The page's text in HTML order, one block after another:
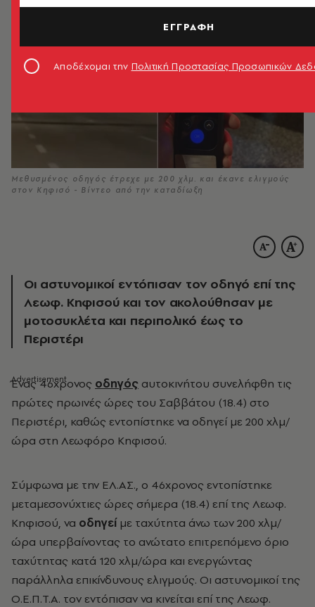
Μεθυσμένος οδηγός έτρεχε με 200 χλμ. και έκανε ελιγμούς
στον Κηφισό - Βίντεο από την καταδίωξη
Οι αστυνομικοί εντόπισαν τον οδηγό επί της
Λεωφ. Κηφισού και τον ακολούθησαν με
μοτοσυκλέτα και περιπολικό έως το
Περιστέρι
Ένας 46χρονος οδηγός αυτοκινήτου συνελήφθη τις
πρώτες πρωινές ώρες του Σαββάτου (18.4) στο
Περιστέρι, καθώς εντοπίστηκε να οδηγεί με 200 χλμ/
ώρα στη Λεωφόρο Κηφισού.
Σύμφωνα με την ΕΛ.ΑΣ., ο 46χρονος εντοπίστηκε
μεταμεσονύχτιες ώρες σήμερα (18.4) επί της Λεωφ.
Κηφισού, να οδηγείμε ταχύτητα άνω των 200 χλμ/
ώρα υπερβαίνοντας το ανώτατο επιτρεπόμενο όριο
ταχύτητας κατά 120 χλμ/ώρα και ενεργώντας
παράλληλα επικίνδυνους ελιγμούς. Οι αστυνομικοί της
Ο.Ε.Π.Τ.Α. τον εντόπισαν να κινείται επί της Λεωφ.
ΕΓΓΡΑΦΗ
Αποδέχομαι την Πολιτική Προστασίας Προσωπικών